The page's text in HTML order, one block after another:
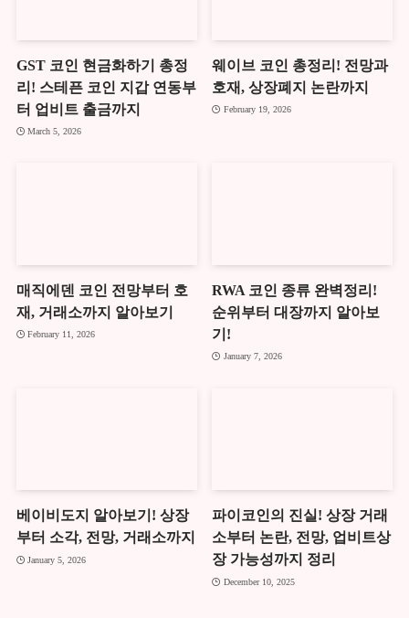
GST 코인 현금화하기 총정
리! 스테픈 코인 지갑 연동부
터 업비트 출금까지
March 5, 2026
웨이브 코인 총정리! 전망과
호재, 상장폐지 논란까지
February 19, 2026
매직에덴 코인 전망부터 호
재, 거래소까지 알아보기
February 11, 2026
RWA 코인 종류 완벽정리!
순위부터 대장까지 알아보
기!
January 7, 2026
베이비도지 알아보기! 상장
부터 소각, 전망, 거래소까지
January 5, 2026
파이코인의 진실! 상장 거래
소부터 논란, 전망, 업비트상
장 가능성까지 정리
December 10, 2025